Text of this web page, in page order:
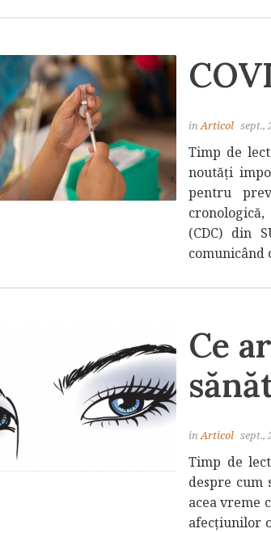
inArticol sept.,
Timp de
noutăți
pentru
(CDC) din
comunicând
Ce
inArticol sept.,
Timp de
despre cum
acea vreme
afecțiunilor